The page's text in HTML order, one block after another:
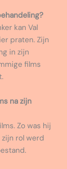
kan Val
praten. Zijn
in zijn
films
na zijn
Zo was hij
zijn rol werd